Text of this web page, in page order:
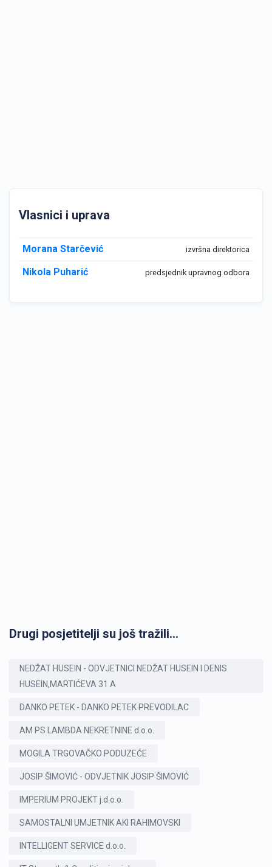
Vlasnici i uprava
Morana Starčević izvršna direktorica
Nikola Puharić predsjednik upravnog odbora
Drugi posjetitelji su još tražili...
NEDŽAT HUSEIN - ODVJETNICI NEDŽAT HUSEIN I DENIS
HUSEIN,MARTIĆEVA 31 A
DANKO PETEK - DANKO PETEK PREVODILAC
AM PS LAMBDA NEKRETNINE d.o.o.
MOGILA TRGOVAČKO PODUZEĆE
JOSIP ŠIMOVIĆ - ODVJETNIK JOSIP ŠIMOVIĆ
IMPERIUM PROJEKT j.d.o.o.
SAMOSTALNI UMJETNIK AKI RAHIMOVSKI
INTELLIGENT SERVICE d.o.o.